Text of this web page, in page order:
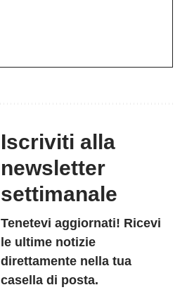
Iscriviti alla
newsletter
settimanale
Tenetevi aggiornati! Ricevi
le ultime notizie
direttamente nella tua
casella di posta.